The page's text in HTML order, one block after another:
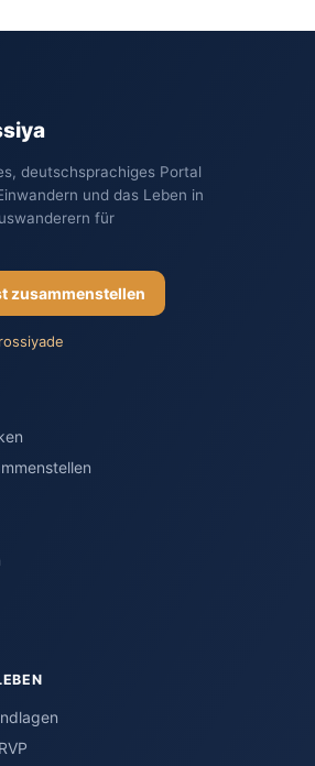
deutschsprachiges Portal
und das Leben in
für
zusammenstellen